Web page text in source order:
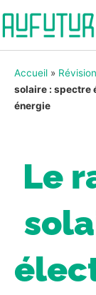
Accueil »
solaire : spectre
énergie
Le